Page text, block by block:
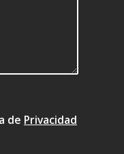
de Privacidad